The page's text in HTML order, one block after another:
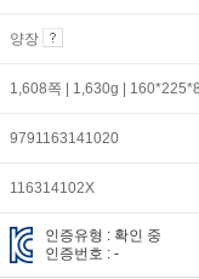
양장
1,608쪽 | 1,630g |
9791163141020
116314102X
인증유형 : 확인 중
인증번호 : -